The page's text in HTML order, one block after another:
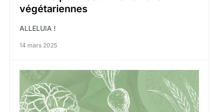
végétariennes
ALLELUIA !
14 mars 2025